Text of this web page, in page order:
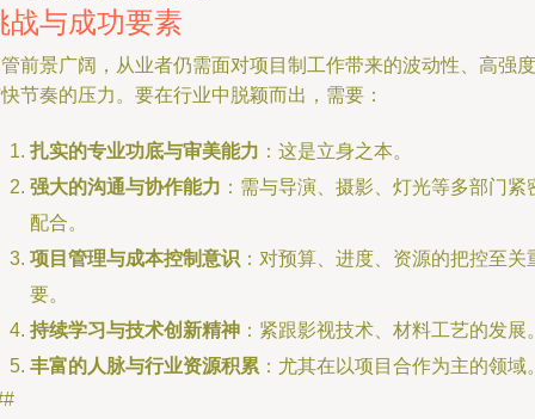
战与成功要素
前景广阔，从业者仍需面对项目制工作带来的波动性、高强度
节奏的压力。要在行业中脱颖而出，需要：
扎实的专业功底与审美能力 ：这是立身之本。
强大的沟通与协作能力 ：需与导演、摄影、灯光等多部门紧
配合。
项目管理与成本控制意识 ：对预算、进度、资源的把控至关
要。
持续学习与技术创新精神 ：紧跟影视技术、材料工艺的发展
丰富的人脉与行业资源积累 ：尤其在以项目合作为主的领域